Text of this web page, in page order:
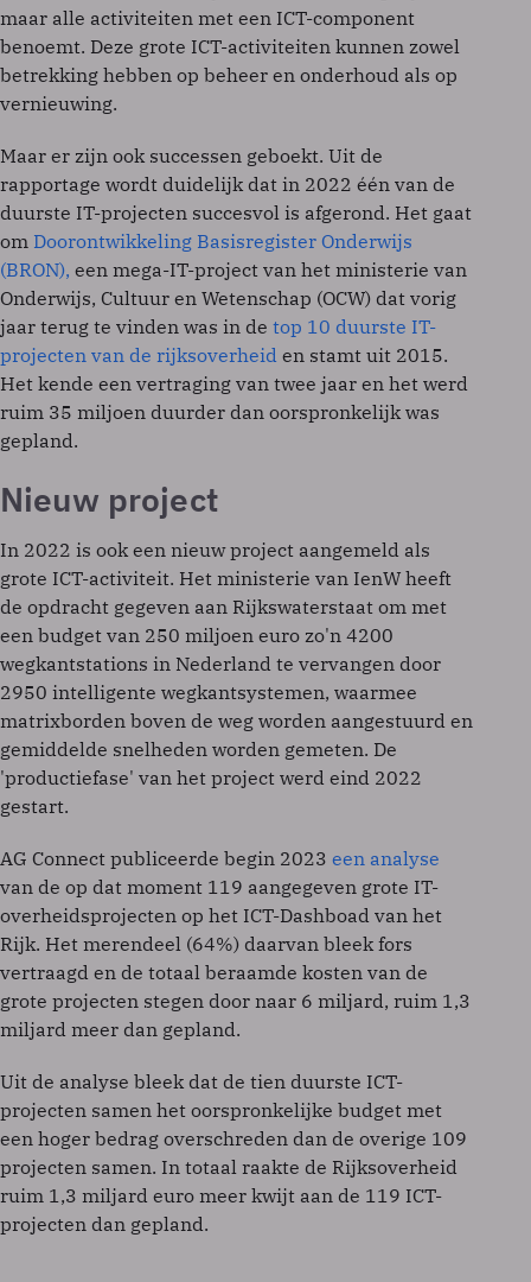
maar alle activiteiten met een ICT-component
benoemt. Deze grote ICT-activiteiten kunnen zowel
betrekking hebben op beheer en onderhoud als op
vernieuwing.
Maar er zijn ook successen geboekt. Uit de
rapportage wordt duidelijk dat in 2022 één van de
duurste IT-projecten succesvol is afgerond. Het gaat
om Doorontwikkeling Basisregister Onderwijs
(BRON), een mega-IT-project van het ministerie van
Onderwijs, Cultuur en Wetenschap (OCW) dat vorig
jaar terug te vinden was in de top 10 duurste IT-
projecten van de rijksoverheid en stamt uit 2015.
Het kende een vertraging van twee jaar en het werd
ruim 35 miljoen duurder dan oorspronkelijk was
gepland.
Nieuw project
In 2022 is ook een nieuw project aangemeld als
grote ICT-activiteit. Het ministerie van IenW heeft
de opdracht gegeven aan Rijkswaterstaat om met
een budget van 250 miljoen euro zo'n 4200
wegkantstations in Nederland te vervangen door
2950 intelligente wegkantsystemen, waarmee
matrixborden boven de weg worden aangestuurd en
gemiddelde snelheden worden gemeten. De
'productiefase' van het project werd eind 2022
gestart.
AG Connect publiceerde begin 2023 een analyse
van de op dat moment 119 aangegeven grote IT-
overheidsprojecten op het ICT-Dashboad van het
Rijk. Het merendeel (64%) daarvan bleek fors
vertraagd en de totaal beraamde kosten van de
grote projecten stegen door naar 6 miljard, ruim 1,3
miljard meer dan gepland.
Uit de analyse bleek dat de tien duurste ICT-
projecten samen het oorspronkelijke budget met
een hoger bedrag overschreden dan de overige 109
projecten samen. In totaal raakte de Rijksoverheid
ruim 1,3 miljard euro meer kwijt aan de 119 ICT-
projecten dan gepland.